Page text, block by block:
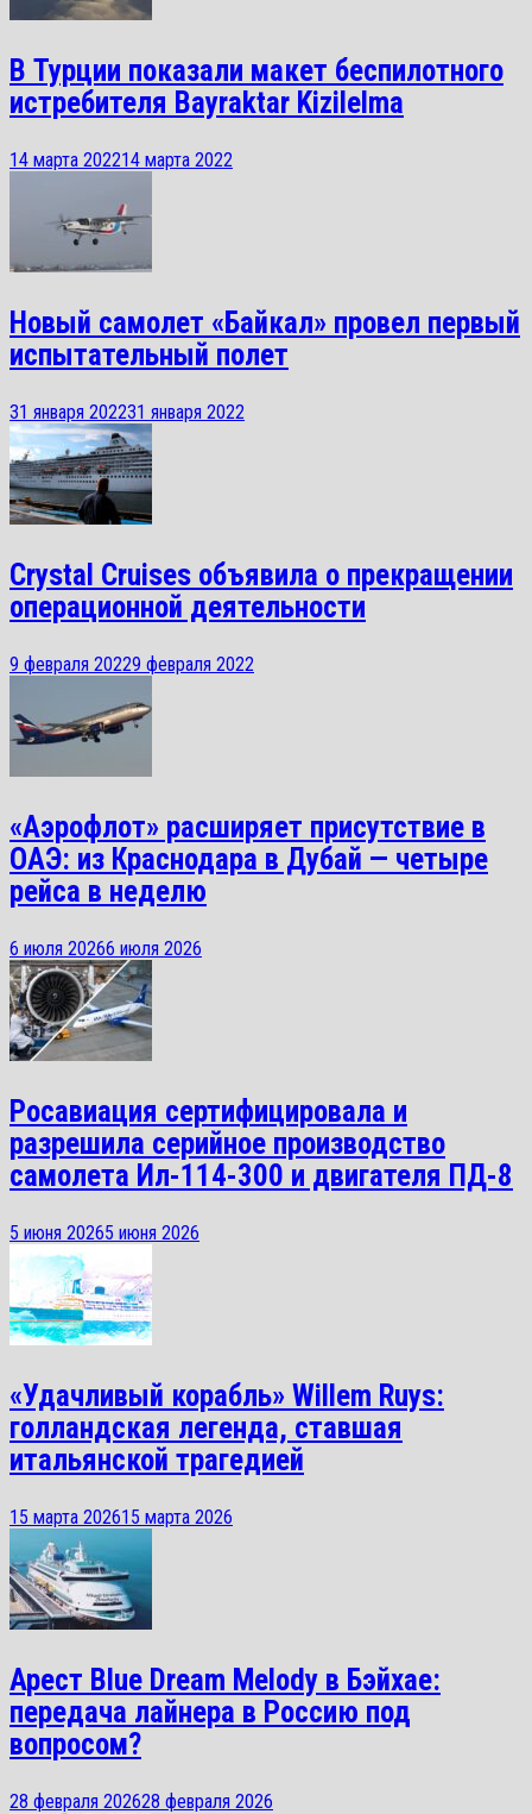
В Турции показали макет беспилотного
истребителя Bayraktar Kizilelma
14 марта 202214 марта 2022
Новый самолет «Байкал» провел первый
испытательный полет
31 января 202231 января 2022
Crystal Cruises объявила о прекращении
операционной деятельности
9 февраля 20229 февраля 2022
«Аэрофлот» расширяет присутствие в
ОАЭ: из Краснодара в Дубай — четыре
рейса в неделю
6 июля 20266 июля 2026
Росавиация сертифицировала и
разрешила серийное производство
самолета Ил-114-300 и двигателя ПД-8
5 июня 20265 июня 2026
«Удачливый корабль» Willem Ruys:
голландская легенда, ставшая
итальянской трагедией
15 марта 202615 марта 2026
Арест Blue Dream Melody в Бэйхае:
передача лайнера в Россию под
вопросом?
28 февраля 202628 февраля 2026